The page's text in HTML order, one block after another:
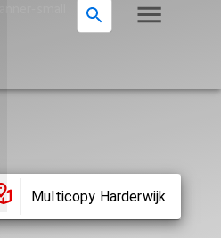
Multicopy Harderwijk